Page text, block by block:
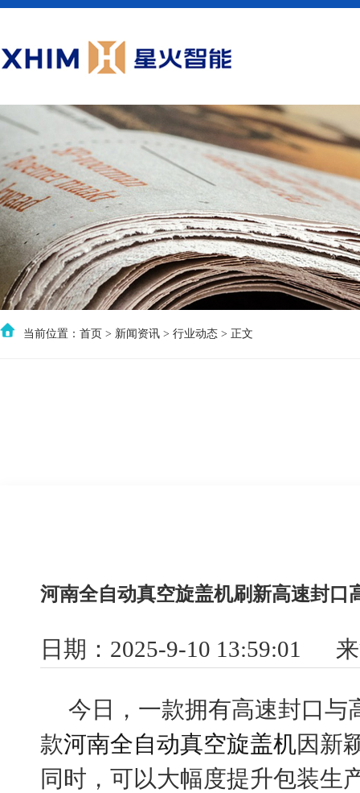
当前位置： 首页 > 新闻资讯 > 行业动态 > 正文
河南全自动真空旋盖机刷新高速封口
日期：2025-9-10 13:59:01
今日，一款拥有高速封口与
款河南全自动真空旋盖机因新
同时，可以大幅度提升包装生